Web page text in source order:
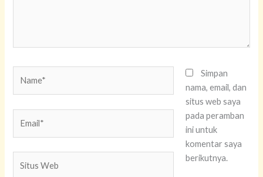
Web
Simpan
nama, email, dan
situs web saya
pada peramban
ini untuk
komentar saya
berikutnya.